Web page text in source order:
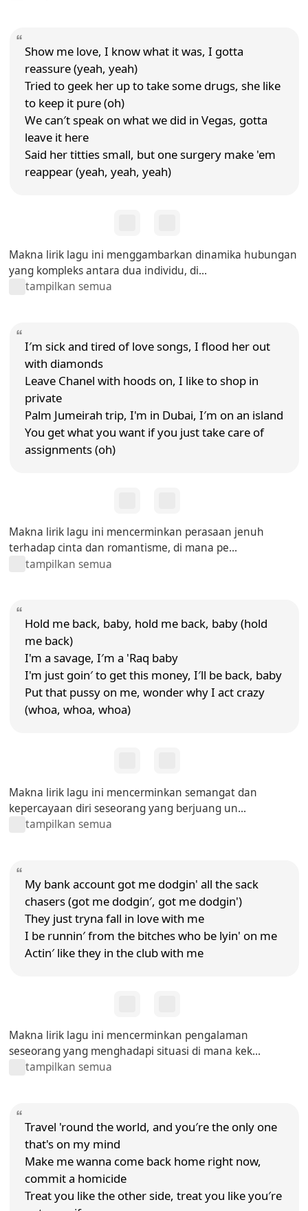
Show me love, I know what it was, I gotta
reassure (yeah, yeah)
Tried to geek her up to take some drugs, she like
to keep it pure (oh)
We can′t speak on what we did in Vegas, gotta
leave it here
Said her titties small, but one surgery make 'em
reappear (yeah, yeah, yeah)
Makna lirik lagu ini menggambarkan dinamika hubungan
yang kompleks antara dua individu, di...
tampilkan semua
I′m sick and tired of love songs, I flood her out
with diamonds
Leave Chanel with hoods on, I like to shop in
private
Palm Jumeirah trip, I'm in Dubai, I′m on an island
You get what you want if you just take care of
assignments (oh)
Makna lirik lagu ini mencerminkan perasaan jenuh
terhadap cinta dan romantisme, di mana pe...
tampilkan semua
Hold me back, baby, hold me back, baby (hold
me back)
I'm a savage, I′m a 'Raq baby
I'm just goin′ to get this money, I′ll be back, baby
Put that pussy on me, wonder why I act crazy
(whoa, whoa, whoa)
Makna lirik lagu ini mencerminkan semangat dan
kepercayaan diri seseorang yang berjuang un...
tampilkan semua
My bank account got me dodgin' all the sack
chasers (got me dodgin′, got me dodgin')
They just tryna fall in love with me
I be runnin′ from the bitches who be lyin' on me
Actin′ like they in the club with me
Makna lirik lagu ini mencerminkan pengalaman
seseorang yang menghadapi situasi di mana kek...
tampilkan semua
Travel 'round the world, and you′re the only one
that's on my mind
Make me wanna come back home right now,
commit a homicide
Treat you like the other side, treat you like you′re